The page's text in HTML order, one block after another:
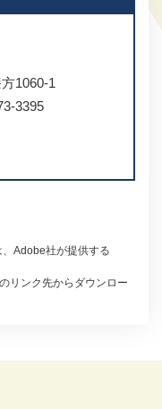
1060-1
3395
Adobe社が提供する
リンク先からダウンロー